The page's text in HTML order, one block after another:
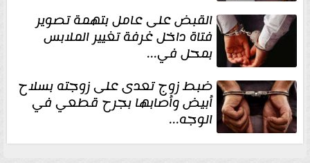
القبض على عامل بتهمة تصوير
فتاة داخل غرفة تغيير الملابس
بمحل في...
ضبط زوج تعدى على زوجته بسلاح
أبيض وأصابها بجرح قطعي في
الوجه...